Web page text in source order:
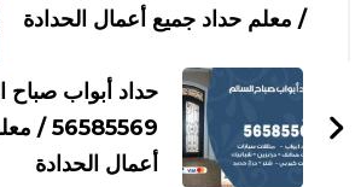
التدوينات
/ معلم حداد جميع أعمال الحدادة
حداد أبواب صباح
أعمال الحدادة